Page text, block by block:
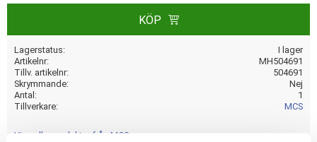
KÖP
Lagerstatus
I lager
Artikelnr
MH504691
Tillv. artikelnr
504691
Skrymmande
Nej
Antal
1
Tillverkare
MCS
Visa alla produkter från MCS